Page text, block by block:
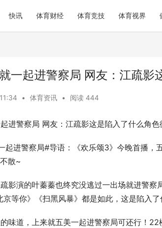
快讯 体育财经 体育竞技 体育视界
一起进警察局 网友：江疏影
• 体育资讯 • 阅读 444
进警察局 网友：江疏影这是陷入了什么角色
起进警察局#导语：《欢乐颂3》今晚首播，
散~
疏影演的叶蓁蓁也终究没逃过一出场就进警
等你》《扫黑风暴》都是如此，这是陷入了
的味道，上来就五美一起进警察局可还行！